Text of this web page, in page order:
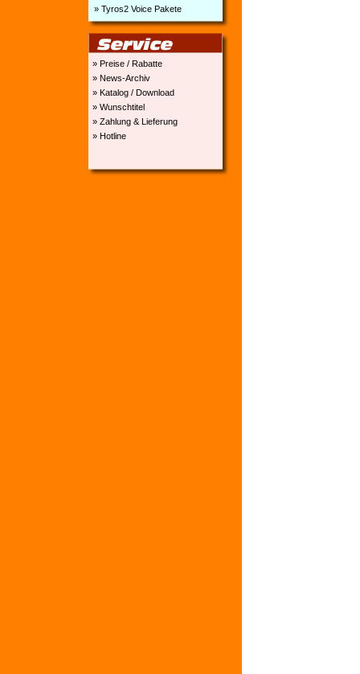
» Tyros2 Voice Pakete
» Preise / Rabatte
» News-Archiv
» Katalog / Download
» Wunschtitel
» Zahlung & Lieferung
» Hotline